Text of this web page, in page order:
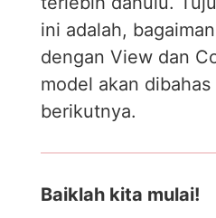
ini adalah,
dengan View dan
model akan
berikutnya.
Baiklah kita mulai!